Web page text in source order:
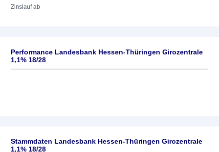
Zinslauf ab
Performance Landesbank Hessen-Thüringen Girozentrale
1,1% 18/28
Stammdaten Landesbank Hessen-Thüringen Girozentrale
1,1% 18/28